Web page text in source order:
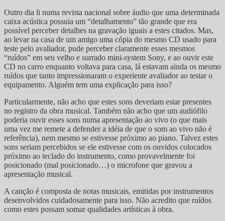
Outro dia li numa revista nacional sobre áudio que uma determinada
caixa acústica possuia um “detalhamento” tão grande que era
possível perceber detalhes na gravação iguais a estes citados. Mas,
ao levar na casa de um amigo uma cópia do mesmo CD usado para
teste pelo avaliador, pude perceber claramente esses mesmos
“ruídos” em seu velho e surrado mini-system Sony, e ao ouvir este
CD no carro enquanto voltava para casa, lá estavam ainda os mesmo
ruídos que tanto impressionaram o experiente avaliador ao testar o
equipamento. Alguém tem uma explicação para isso?
Particularmente, não acho que estes sons deveriam estar presentes
no registro da obra musical. Também não acho que um audiófilo
poderia ouvir esses sons numa apresentação ao vivo (o que mais
uma vez me remete a defender a idéia de que o som ao vivo não é
referência), nem mesmo se estivesse próximo ao piano. Talvez estes
sons seriam percebidos se ele estivesse com os ouvidos colocados
próximo ao teclado do instrumento, como provavelmente foi
posicionado (mal posicionado…) o microfone que gravou a
apresentação musical.
A canção é composta de notas musicais, emitidas por instrumentos
desenvolvidos cuidadosamente para isso. Não acredito que ruídos
como estes possam somar qualidades artísticas à obra.